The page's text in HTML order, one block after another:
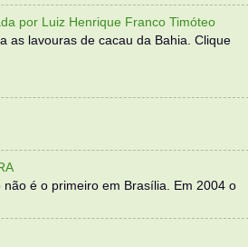
por Luiz Henrique Franco Timóteo
as lavouras de cacau da Bahia. Clique
é o primeiro em Brasília. Em 2004 o